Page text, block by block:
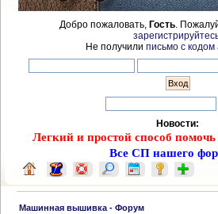
Добро пожаловать, Гость.
Не получили письмо с кодом
Новости:
Легкий и простой способ
Все СП нашего
Машинная вышивка - Форум